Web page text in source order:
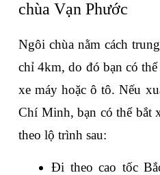
chùa Vạn Phước
Ngôi chùa nằm cách
chỉ 4km, do đó bạn có
xe máy hoặc ô tô. Nếu
Chí Minh, bạn có thể bắt
theo lộ trình sau:
Đi theo cao tốc